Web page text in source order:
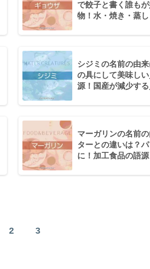
で餃子と書く誰も
物！水・焼き・蒸
シジミの名前の由
の具にして美味し
源！国産が減少する
マーガリンの名前
ターとの違いは？
に！加工食品の語源
2 3